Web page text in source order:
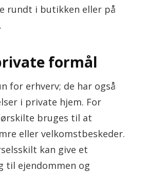
rundt i butikken eller på
formål
for erhverv; de har også
i private hjem. For
bruges til at
eller velkomstbeskeder.
kan give et
til ejendommen og